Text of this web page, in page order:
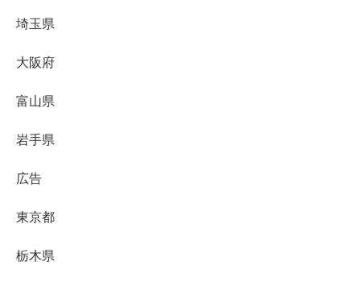
埼玉県
大阪府
富山県
岩手県
広告
東京都
栃木県